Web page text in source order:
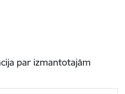
par izmantotajām